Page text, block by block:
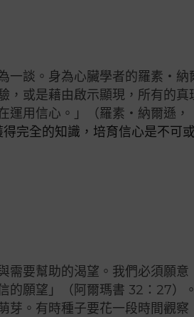
一談。身為心臟學者的羅素‧納
，或是藉由啟示顯現，所有的真
運用信心。」（羅素‧納爾遜，
完全的知識，培育信心是不可
需要幫助的渴望。我們必須願意
的願望」（阿爾瑪書 32：27）
芽。有時種子要花一段時間觀察